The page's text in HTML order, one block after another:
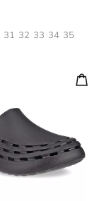
31 32 33 34 35